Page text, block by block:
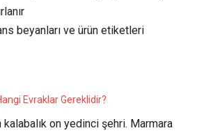
beyanları ve ürün etiketleri
Evraklar Gereklidir?
kalabalık on yedinci şehri. Marmara